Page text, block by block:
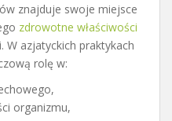
znajduje swoje miejsce
zdrowotne właściwości
W azjatyckich praktykach
rolę w:
organizmu,